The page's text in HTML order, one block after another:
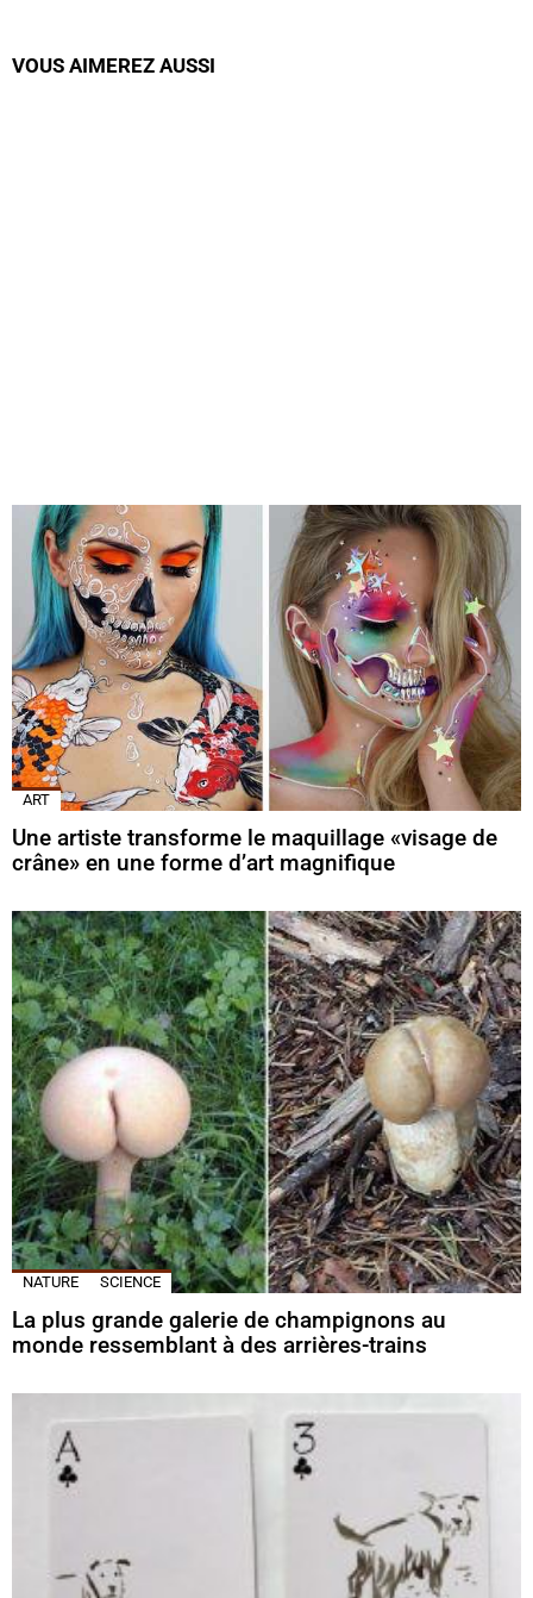
VOUS AIMEREZ AUSSI
ART
Une artiste transforme le maquillage «visage de
crâne» en une forme d’art magnifique
NATURE SCIENCE
La plus grande galerie de champignons au
monde ressemblant à des arrières-trains